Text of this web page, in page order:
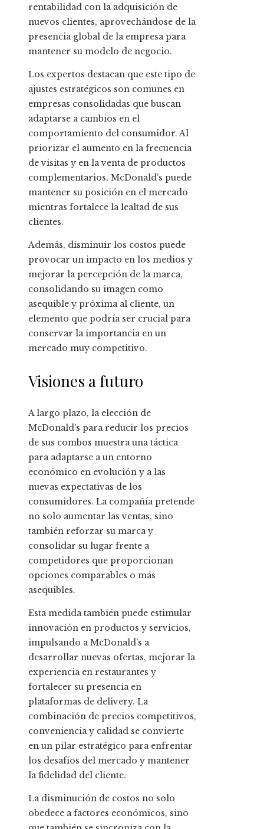
rentabilidad con la adquisición de
nuevos clientes, aprovechándose de la
presencia global de la empresa para
mantener su modelo de negocio.
Los expertos destacan que este tipo de
ajustes estratégicos son comunes en
empresas consolidadas que buscan
adaptarse a cambios en el
comportamiento del consumidor. Al
priorizar el aumento en la frecuencia
de visitas y en la venta de productos
complementarios, McDonald’s puede
mantener su posición en el mercado
mientras fortalece la lealtad de sus
clientes.
Además, disminuir los costos puede
provocar un impacto en los medios y
mejorar la percepción de la marca,
consolidando su imagen como
asequible y próxima al cliente, un
elemento que podría ser crucial para
conservar la importancia en un
mercado muy competitivo.
Visiones a futuro
A largo plazo, la elección de
McDonald’s para reducir los precios
de sus combos muestra una táctica
para adaptarse a un entorno
económico en evolución y a las
nuevas expectativas de los
consumidores. La compañía pretende
no solo aumentar las ventas, sino
también reforzar su marca y
consolidar su lugar frente a
competidores que proporcionan
opciones comparables o más
asequibles.
Esta medida también puede estimular
innovación en productos y servicios,
impulsando a McDonald’s a
desarrollar nuevas ofertas, mejorar la
experiencia en restaurantes y
fortalecer su presencia en
plataformas de delivery. La
combinación de precios competitivos,
conveniencia y calidad se convierte
en un pilar estratégico para enfrentar
los desafíos del mercado y mantener
la fidelidad del cliente.
La disminución de costos no solo
obedece a factores económicos, sino